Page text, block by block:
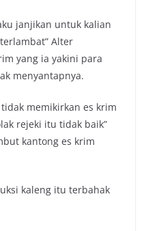
janjikan untuk kalian
Alter
yang ia yakini para
menyantapnya.
memikirkan es krim
rejeki itu tidak baik”
kantong es krim
kaleng itu terbahak